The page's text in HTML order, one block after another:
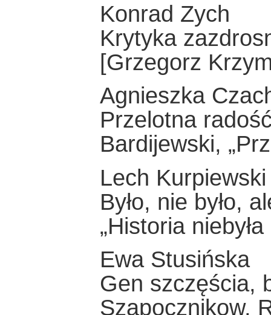
Konrad Zych
Krytyka
[Grzegorz
Agnieszka
Przelotna
Bardijewski,
Lech Kurpiewski
Było, nie było,
„Historia
Ewa Stusińska
Gen szczęścia,
Szapocznikow,